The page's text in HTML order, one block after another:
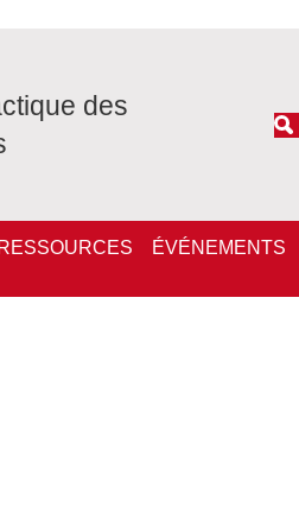
des
RESSOURCES ÉVÉNEMENTS